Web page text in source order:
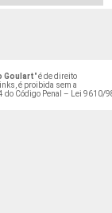
Goulart" é de direito
é proibida sem a
do Código Penal –
Lei 9610/